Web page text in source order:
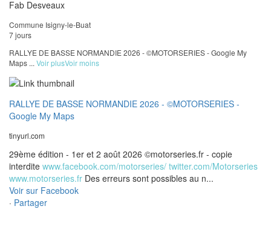
Fab Desveaux
Commune Isigny-le-Buat
7 jours
RALLYE DE BASSE NORMANDIE 2026 - ©MOTORSERIES - Google My
Maps ...Voir plusVoir moins
RALLYE DE BASSE NORMANDIE 2026 - ©MOTORSERIES -
Google My Maps
tinyurl.com
29ème édition - 1er et 2 août 2026 ©motorseries.fr - copie
interdite www.facebook.com/motorseries/ twitter.com/Motorseries
www.motorseries.fr Des erreurs sont possibles au n...
Voir sur Facebook
· Partager